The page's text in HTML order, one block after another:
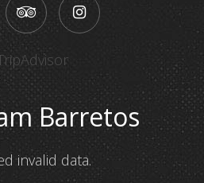
Barretos
invalid data.